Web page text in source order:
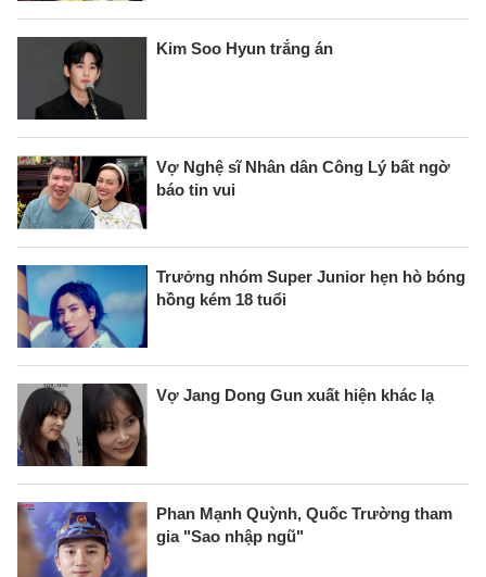
Kim Soo Hyun trắng án
Vợ Nghệ sĩ Nhân dân Công Lý bất ngờ
báo tin vui
Trưởng nhóm Super Junior hẹn hò bóng
hồng kém 18 tuổi
Vợ Jang Dong Gun xuất hiện khác lạ
Phan Mạnh Quỳnh, Quốc Trường tham
gia "Sao nhập ngũ"